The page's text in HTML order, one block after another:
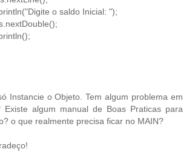
o saldo Inicial: ");
Instancie o Objeto. Tem algum problema em
Existe algum manual de Boas Praticas para
o que realmente precisa ficar no MAIN?